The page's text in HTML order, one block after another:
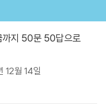
까지 50문 50답으로
12월 14일